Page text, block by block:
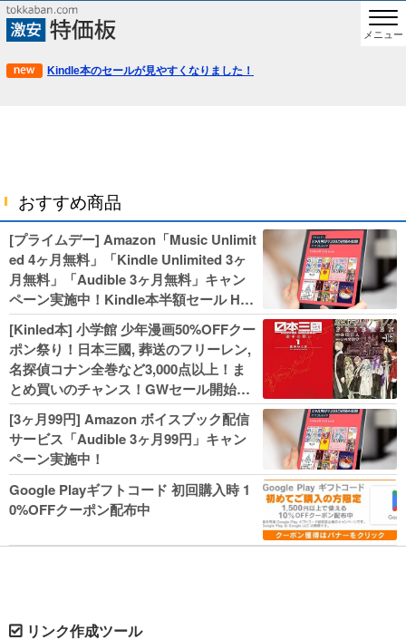
メニュー
Kindle本のセールが見やすくなりました！
おすすめ商品
[プライムデー] Amazon「Music Unlimit
ed 4ヶ月無料」「Kindle Unlimited 3ヶ
月無料」「Audible 3ヶ月無料」キャン
ペーン実施中！Kindle本半額セール HU
NTER×HUNTERなど集英社、無職転生,
幼女戦記などKADOKAWA、キャプテン
翼100円セールも！
[Kinled本] 小学館 少年漫画50%OFFクー
ポン祭り！日本三國, 葬送のフリーレン,
名探偵コナン全巻など3,000点以上！ま
とめ買いのチャンス！GWセール開始！
人気コミック多数 カドカワ祭やIT関連本
がセールに！
[3ヶ月99円] Amazon ボイスブック配信
サービス「Audible 3ヶ月99円」キャン
ペーン実施中！
Google Playギフトコード 初回購入時 1
0%OFFクーポン配布中
リンク作成ツール